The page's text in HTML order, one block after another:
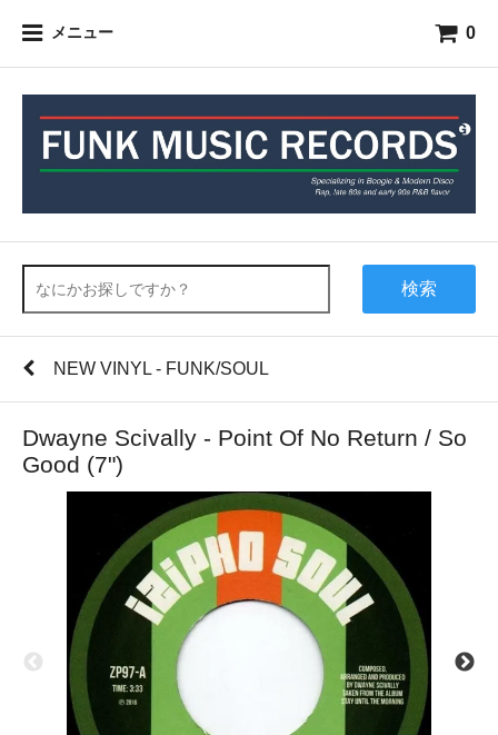
メニュー 0
検索
NEW VINYL - FUNK/SOUL
Dwayne Scivally - Point Of No Return / So
Good (7")